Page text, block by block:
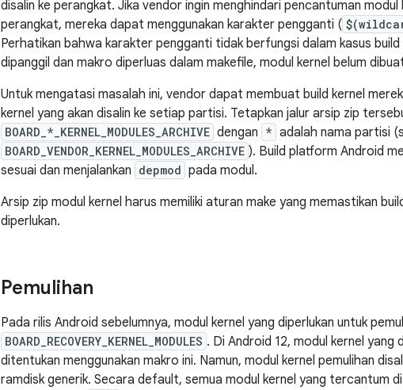
disalin ke perangkat. Jika vendor ingin menghindari pencantuman
perangkat, mereka dapat menggunakan karakter pengganti (
Perhatikan bahwa karakter pengganti tidak berfungsi dalam kasus
dipanggil dan makro diperluas dalam makefile, modul kernel belum
Untuk mengatasi masalah ini, vendor dapat membuat build kernel
kernel yang akan disalin ke setiap partisi. Tetapkan jalur arsip zip
BOARD_*_KERNEL_MODULES_ARCHIVE dengan * adalah nama partisi
BOARD_VENDOR_KERNEL_MODULES_ARCHIVE ). Build platform Android
sesuai dan menjalankan depmod pada modul.
Arsip zip modul kernel harus memiliki aturan make yang memastikan
diperlukan.
Pemulihan
Pada rilis Android sebelumnya, modul kernel yang diperlukan untuk
BOARD_RECOVERY_KERNEL_MODULES . Di Android 12, modul kernel yang
ditentukan menggunakan makro ini. Namun, modul kernel pemulihan
ramdisk generik. Secara default, semua modul kernel yang tercantum di